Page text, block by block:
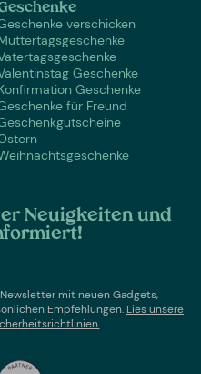
verschicken
Geschenke
Geschenke
für Freund
Neuigkeiten und
mit neuen Gadgets,
Empfehlungen. Lies unsere